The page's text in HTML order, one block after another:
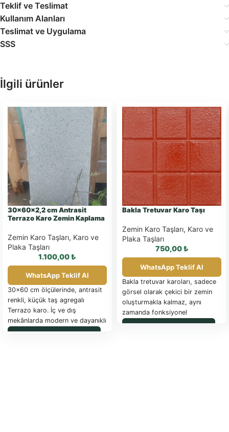
Teklif ve Teslimat
Kullanım Alanları
Teslimat ve Uygulama
SSS
İlgili ürünler
30x60x2,2 cm Antrasit
Terrazo Karo Zemin Kaplama
Zemin Karo Taşları, Karo ve
Plaka Taşları
1.100,00₺
WhatsApp Teklif Al
30x60 cm ölçülerinde, antrasit
renkli, küçük taş agregalı
Terrazo karo. İç ve dış
mekânlarda modern ve dayanıklı
zemin kaplaması için idealdir.
Bakla Tretuvar Karo Taşı
Zemin Karo Taşları, Karo ve
Plaka Taşları
750,00₺
WhatsApp Teklif Al
Bakla tretuvar karoları, sadece
görsel olarak çekici bir zemin
oluşturmakla kalmaz, aynı
zamanda fonksiyonel
özellikleriyle de öne çıkar. Farklı